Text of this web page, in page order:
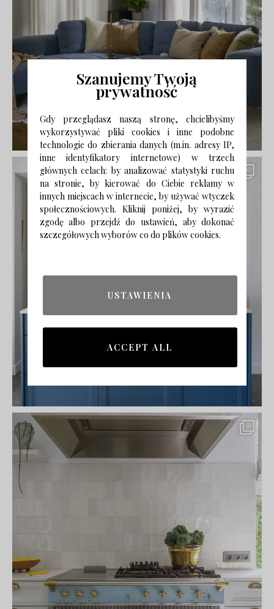
Szanujemy Twoją
prywatność
Gdy przeglądasz naszą stronę, chcielibyśmy
wykorzystywać pliki cookies i inne podobne
technologie do zbierania danych (m.in. adresy IP,
inne identyfikatory internetowe) w trzech
głównych celach: by analizować statystyki ruchu
na stronie, by kierować do Ciebie reklamy w
innych miejscach w internecie, by używać wtyczek
społecznościowych. Kliknij poniżej, by wyrazić
zgodę albo przejdź do ustawień, aby dokonać
szczegółowych wyborów co do plików cookies.
USTAWIENIA
ACCEPT ALL